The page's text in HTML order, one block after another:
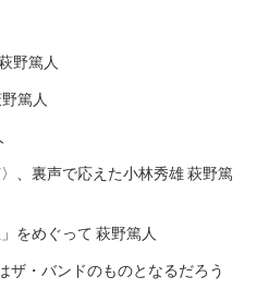
野篤人
篤人
、裏声で応えた小林秀雄 萩野篤
をめぐって 萩野篤人
ザ・バンドのものとなるだろう